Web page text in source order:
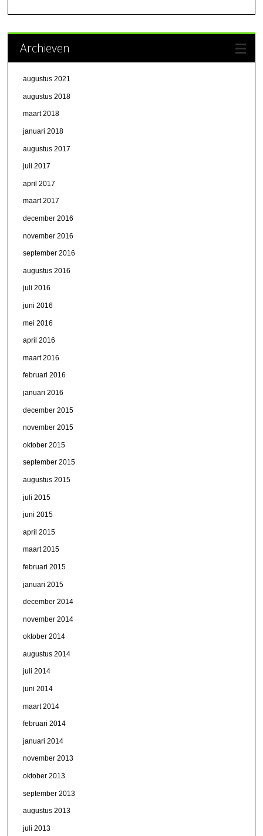
Archieven
augustus 2021
augustus 2018
maart 2018
januari 2018
augustus 2017
juli 2017
april 2017
maart 2017
december 2016
november 2016
september 2016
augustus 2016
juli 2016
juni 2016
mei 2016
april 2016
maart 2016
februari 2016
januari 2016
december 2015
november 2015
oktober 2015
september 2015
augustus 2015
juli 2015
juni 2015
april 2015
maart 2015
februari 2015
januari 2015
december 2014
november 2014
oktober 2014
augustus 2014
juli 2014
juni 2014
maart 2014
februari 2014
januari 2014
november 2013
oktober 2013
september 2013
augustus 2013
juli 2013